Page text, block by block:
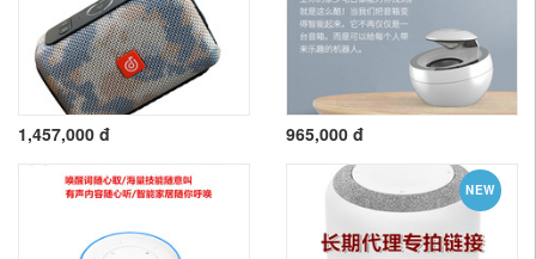
1,457,000 đ 965,000 đ
NEW